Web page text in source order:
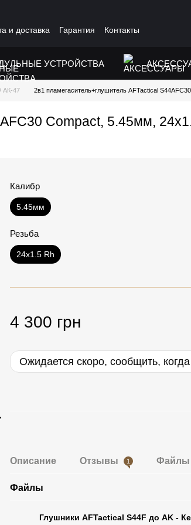
и доставка Гарантия Контакты
УСТРОЙСТВА
АК-47 2в1 пламегаситель+глушитель AFTactical
Compact, 5.45мм,
Калибр
5.45мм
Резьба
24x1.5 Rh
4 300 грн
Ожидается скоро, сообщить,
Описание Отзывы 1 Файлы
Файлы
Глушники AFTactical S44F до AK -